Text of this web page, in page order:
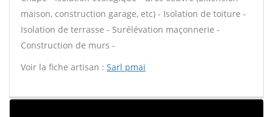
maison, construction garage, etc) - Isolation de toiture -
Isolation de terrasse - Surélévation maçonnerie -
Construction de murs -
Voir la fiche artisan : Sarl pmai